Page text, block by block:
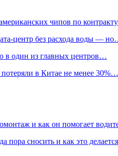
чипов по
центр без расхода воды —
в один из главных центров…
в Китае не менее 30%…
и как он помогает
пора сносить и как это